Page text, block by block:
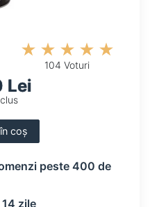
104 Voturi
Lei
coș
peste 400 de
zile